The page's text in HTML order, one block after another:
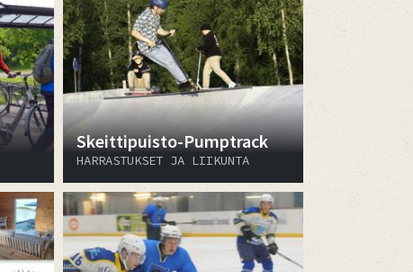
Skeittipuisto-Pumptrack
HARRASTUKSET JA LIIKUNTA